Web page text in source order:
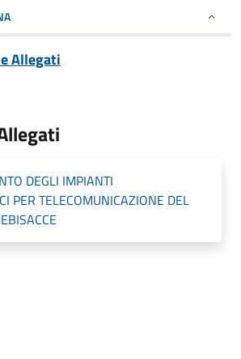
Allegati
DEGLI IMPIANTI
PER TELECOMUNICAZIONE DEL